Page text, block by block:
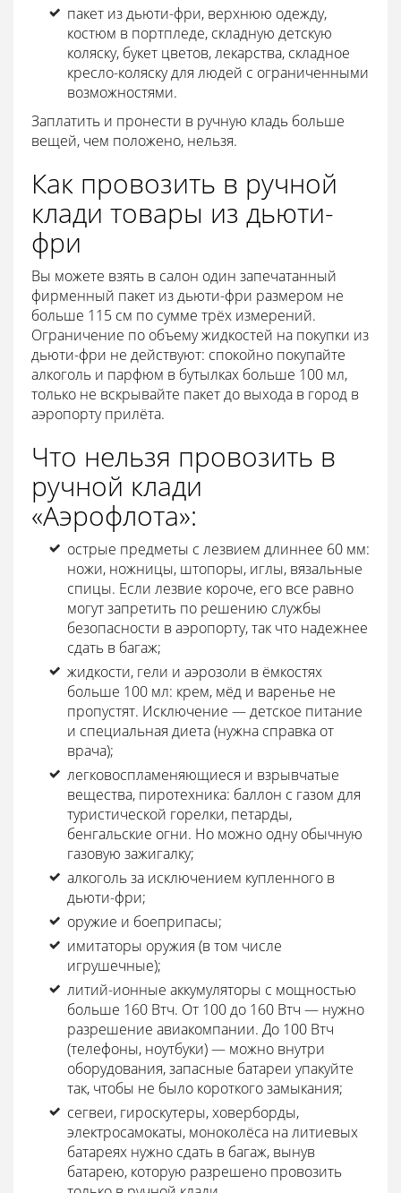
пакет из дьюти-фри, верхнюю одежду,
костюм в портпледе, складную детскую
коляску, букет цветов, лекарства, складное
кресло-коляску для людей с ограниченными
возможностями.
Заплатить и пронести в ручную кладь больше
вещей, чем положено, нельзя.
Как провозить в ручной
клади товары из дьюти-
фри
Вы можете взять в салон один запечатанный
фирменный пакет из дьюти-фри размером не
больше 115 см по сумме трёх измерений.
Ограничение по объему жидкостей на покупки из
дьюти-фри не действуют: спокойно покупайте
алкоголь и парфюм в бутылках больше 100 мл,
только не вскрывайте пакет до выхода в город в
аэропорту прилёта.
Что нельзя провозить в
ручной клади
«Аэрофлота»:
острые предметы с лезвием длиннее 60 мм:
ножи, ножницы, штопоры, иглы, вязальные
спицы. Если лезвие короче, его все равно
могут запретить по решению службы
безопасности в аэропорту, так что надежнее
сдать в багаж;
жидкости, гели и аэрозоли в ёмкостях
больше 100 мл: крем, мёд и варенье не
пропустят. Исключение — детское питание
и специальная диета (нужна справка от
врача);
легковоспламеняющиеся и взрывчатые
вещества, пиротехника: баллон с газом для
туристической горелки, петарды,
бенгальские огни. Но можно одну обычную
газовую зажигалку;
алкоголь за исключением купленного в
дьюти-фри;
оружие и боеприпасы;
имитаторы оружия (в том числе
игрушечные);
литий-ионные аккумуляторы с мощностью
больше 160 Втч. От 100 до 160 Втч — нужно
разрешение авиакомпании. До 100 Втч
(телефоны, ноутбуки) — можно внутри
оборудования, запасные батареи упакуйте
так, чтобы не было короткого замыкания;
сегвеи, гироскутеры, ховерборды,
электросамокаты, моноколёса на литиевых
батареях нужно сдать в багаж, вынув
батарею, которую разрешено провозить